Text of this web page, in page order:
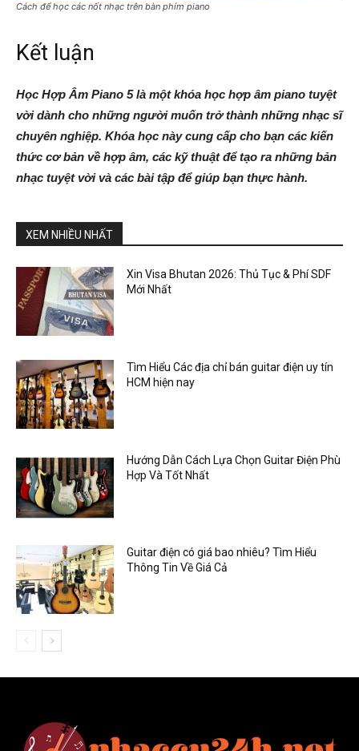
Cách để học các nốt nhạc trên bàn phím piano
Kết luận
Học Hợp Âm Piano 5 là một khóa học hợp âm piano tuyệt
vời dành cho những người muốn trở thành những nhạc sĩ
chuyên nghiệp. Khóa học này cung cấp cho bạn các kiến
thức cơ bản về hợp âm, các kỹ thuật để tạo ra những bản
nhạc tuyệt vời và các bài tập để giúp bạn thực hành.
XEM NHIỀU NHẤT
Xin Visa Bhutan 2026: Thủ Tục & Phí SDF
Mới Nhất
Tìm Hiểu Các địa chỉ bán guitar điện uy tín
HCM hiện nay
Hướng Dẫn Cách Lựa Chọn Guitar Điện Phù
Hợp Và Tốt Nhất
Guitar điện có giá bao nhiêu? Tìm Hiểu
Thông Tin Về Giá Cả